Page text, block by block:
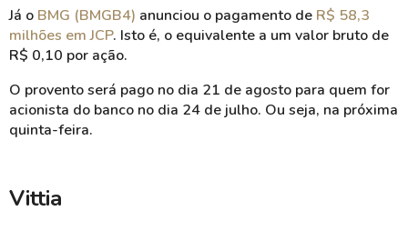
Já o BMG (BMGB4) anunciou o pagamento de R$ 58,3
milhões em JCP. Isto é, o equivalente a um valor bruto de
R$ 0,10 por ação.
O provento será pago no dia 21 de agosto para quem for
acionista do banco no dia 24 de julho. Ou seja, na próxima
quinta-feira.
Vittia